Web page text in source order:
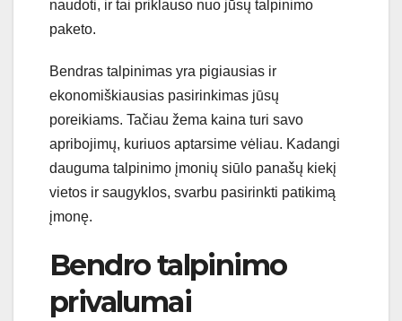
naudoti, ir tai priklauso nuo jūsų talpinimo
paketo.
Bendras talpinimas yra pigiausias ir
ekonomiškiausias pasirinkimas jūsų
poreikiams. Tačiau žema kaina turi savo
apribojimų, kuriuos aptarsime vėliau. Kadangi
dauguma talpinimo įmonių siūlo panašų kiekį
vietos ir saugyklos, svarbu pasirinkti patikimą
įmonę.
Bendro talpinimo
privalumai